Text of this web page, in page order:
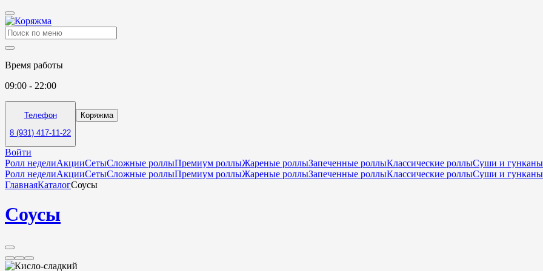
Время работы
09:00 - 22:00
Телефон
8 (931) 417-11-22
Коряжма
Войти
Ролл неделиАкцииСетыСложные роллыПремиум роллыЖареные роллыЗапеченные роллыКлассические роллыСуши и гунканы
Ролл неделиАкцииСетыСложные роллыПремиум роллыЖареные роллыЗапеченные роллыКлассические роллыСуши и гунканы
ГлавнаяКаталогСоусы
Соусы